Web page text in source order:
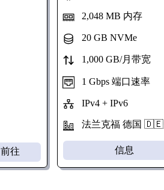
前往
2,048 MB 内存
20 GB NVMe
1,000 GB/月带宽
1 Gbps 端口速率
IPv4 + IPv6
法兰克福 德国 🇩🇪
信息